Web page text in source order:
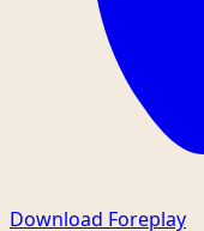
Download Foreplay